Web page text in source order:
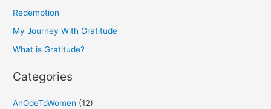
f
o
Redemption
My Journey With Gratitude
What is Gratitude?
Categories
AnOdeToWomen (12)